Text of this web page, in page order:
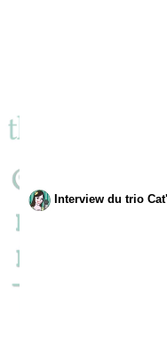
Interview du trio